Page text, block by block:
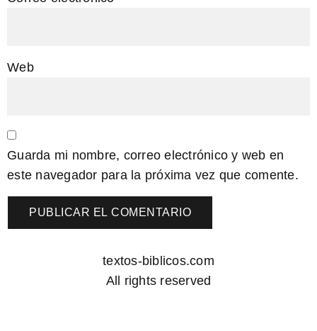
Web
Guarda mi nombre, correo electrónico y web en
este navegador para la próxima vez que comente.
textos-biblicos.com
All rights reserved